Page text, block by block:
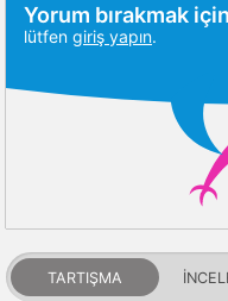
Yorum bırakmak
lütfen giriş yapın.
TARTIŞMA